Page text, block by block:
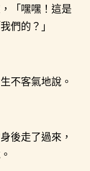
「嘿嘿！這是
們的？」
不客氣地說。
後走了過來，